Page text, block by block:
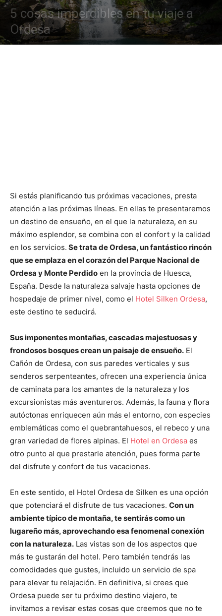
5 cosas imperdibles en tu viaje a
Ordesa
Si estás planificando tus próximas vacaciones, presta
atención a las próximas líneas. En ellas te presentaremos
un destino de ensueño, en el que la naturaleza, en su
máximo esplendor, se combina con el confort y la calidad
en los servicios. Se trata de Ordesa, un fantástico rincón
que se emplaza en el corazón del Parque Nacional de
Ordesa y Monte Perdido en la provincia de Huesca,
España. Desde la naturaleza salvaje hasta opciones de
hospedaje de primer nivel, como el Hotel Silken Ordesa,
este destino te seducirá.
Sus imponentes montañas, cascadas majestuosas y
frondosos bosques crean un paisaje de ensueño. El
Cañón de Ordesa, con sus paredes verticales y sus
senderos serpenteantes, ofrecen una experiencia única
de caminata para los amantes de la naturaleza y los
excursionistas más aventureros. Además, la fauna y flora
autóctonas enriquecen aún más el entorno, con especies
emblemáticas como el quebrantahuesos, el rebeco y una
gran variedad de flores alpinas. El Hotel en Ordesa es
otro punto al que prestarle atención, pues forma parte
del disfrute y confort de tus vacaciones.
En este sentido, el Hotel Ordesa de Silken es una opción
que potenciará el disfrute de tus vacaciones. Con un
ambiente típico de montaña, te sentirás como un
lugareño más, aprovechando esa fenomenal conexión
con la naturaleza. Las vistas son de los aspectos que
más te gustarán del hotel. Pero también tendrás las
comodidades que gustes, incluido un servicio de spa
para elevar tu relajación. En definitiva, si crees que
Ordesa puede ser tu próximo destino viajero, te
invitamos a revisar estas cosas que creemos que no te